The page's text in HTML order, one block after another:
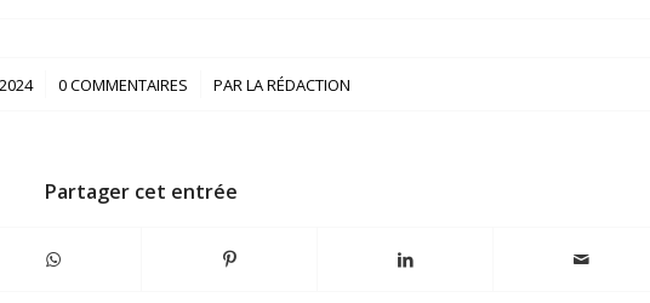
0 COMMENTAIRES
/ PARLA RÉDACTION
Partager cet entrée